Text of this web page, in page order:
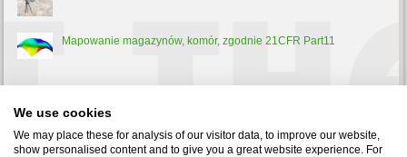
Mapowanie magazynów, komór, zgodnie 21CFR Part11
Pirometr - co to jest, jak działa i do czego służy?
We use cookies
We may place these for analysis of our visitor data, to improve our website,
show personalised content and to give you a great website experience. For